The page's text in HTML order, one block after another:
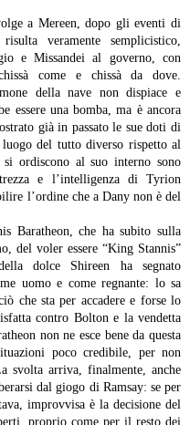
a Mereen, dopo gli eventi di
veramente semplicistico,
e Missandei al governo, con
come e chissà da dove.
della nave non dispiace e
essere una bomba, ma è ancora
già in passato le sue doti di
del tutto diverso rispetto al
ordiscono al suo interno sono
e l’intelligenza di Tyrion
l’ordine che a Dany non è del
Baratheon, che ha subito sulla
del voler essere “King Stannis”
dolce Shireen ha segnato
uomo e come regnante: lo sa
che sta per accadere e forse lo
contro Bolton e la vendetta
non ne esce bene da questa
poco credibile, per non
svolta arriva, finalmente, anche
dal giogo di Ramsay: se per
improvvisa è la decisione del
proprio come per il resto dei